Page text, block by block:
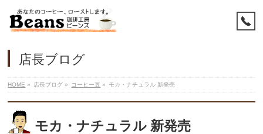
店長ブログ
HOME » 店長ブログ » コーヒー豆 » モカ・ナチュラル 新発売
モカ・ナチュラル 新発売